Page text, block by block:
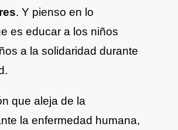
. Y pienso en lo
es educar a los niños
a la solidaridad durante
que aleja de la
la enfermedad humana,